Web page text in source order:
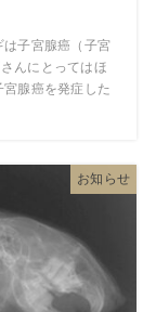
は子宮腺癌（子宮
んにとってはほ
腺癌を発症した
お知らせ